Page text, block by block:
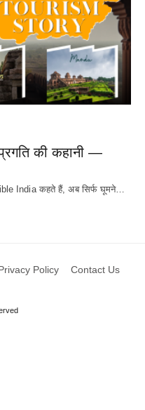
की कहानी —
India कहते हैं, अब सिर्फ घूमने…
Policy Contact Us